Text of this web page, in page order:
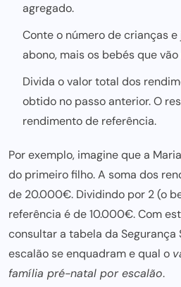
agregado.
Conte o número de crianças
abono, mais os bebés que
Divida o valor total dos
obtido no passo anterior. O
rendimento de referência.
Por exemplo, imagine que a
do primeiro filho. A soma dos
de 20.000€. Dividindo por 2 (o
referência é de 10.000€. Com
consultar a tabela da Segurança
escalão se enquadram e qual o
família pré-natal por escalão.